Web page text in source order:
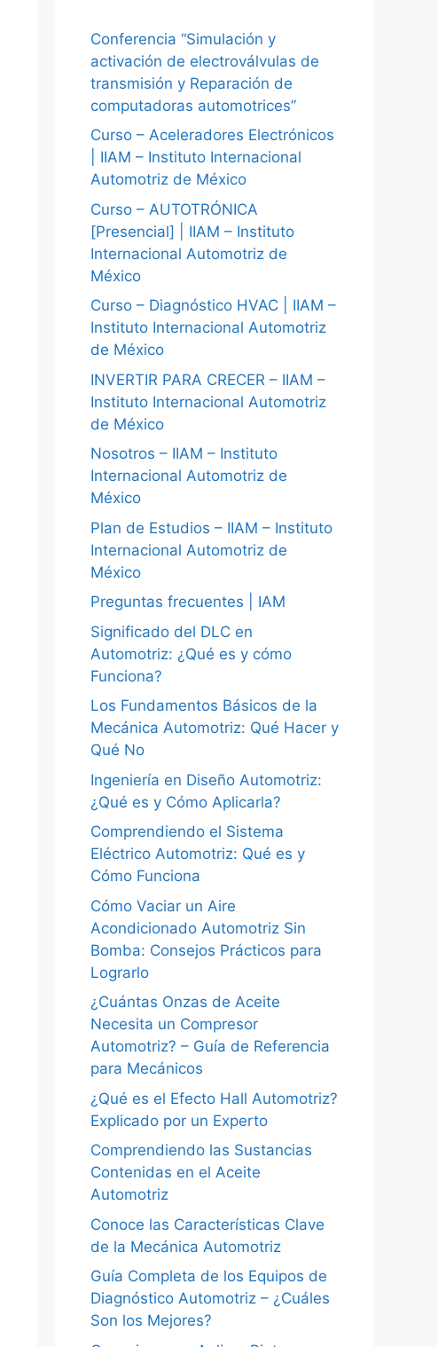
Conferencia “Simulación y
activación de electroválvulas de
transmisión y Reparación de
computadoras automotrices”
Curso – Aceleradores Electrónicos
| IIAM – Instituto Internacional
Automotriz de México
Curso – AUTOTRÓNICA
[Presencial] | IIAM – Instituto
Internacional Automotriz de
México
Curso – Diagnóstico HVAC | IIAM –
Instituto Internacional Automotriz
de México
INVERTIR PARA CRECER – IIAM –
Instituto Internacional Automotriz
de México
Nosotros – IIAM – Instituto
Internacional Automotriz de
México
Plan de Estudios – IIAM – Instituto
Internacional Automotriz de
México
Preguntas frecuentes | IAM
Significado del DLC en
Automotriz: ¿Qué es y cómo
Funciona?
Los Fundamentos Básicos de la
Mecánica Automotriz: Qué Hacer y
Qué No
Ingeniería en Diseño Automotriz:
¿Qué es y Cómo Aplicarla?
Comprendiendo el Sistema
Eléctrico Automotriz: Qué es y
Cómo Funciona
Cómo Vaciar un Aire
Acondicionado Automotriz Sin
Bomba: Consejos Prácticos para
Lograrlo
¿Cuántas Onzas de Aceite
Necesita un Compresor
Automotriz? – Guía de Referencia
para Mecánicos
¿Qué es el Efecto Hall Automotriz?
Explicado por un Experto
Comprendiendo las Sustancias
Contenidas en el Aceite
Automotriz
Conoce las Características Clave
de la Mecánica Automotriz
Guía Completa de los Equipos de
Diagnóstico Automotriz – ¿Cuáles
Son los Mejores?